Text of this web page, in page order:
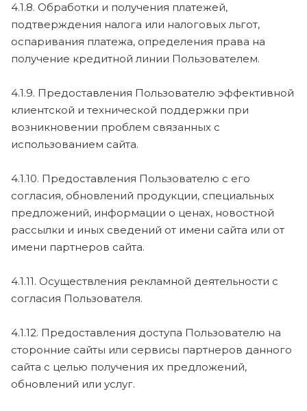
4.1.8. Обработки и получения платежей,
подтверждения налога или налоговых льгот,
оспаривания платежа, определения права на
получение кредитной линии Пользователем.
4.1.9. Предоставления Пользователю эффективной
клиентской и технической поддержки при
возникновении проблем связанных с
использованием сайта.
4.1.10. Предоставления Пользователю с его
согласия, обновлений продукции, специальных
предложений, информации о ценах, новостной
рассылки и иных сведений от имени сайта или от
имени партнеров сайта.
4.1.11. Осуществления рекламной деятельности с
согласия Пользователя.
4.1.12. Предоставления доступа Пользователю на
сторонние сайты или сервисы партнеров данного
сайта с целью получения их предложений,
обновлений или услуг.